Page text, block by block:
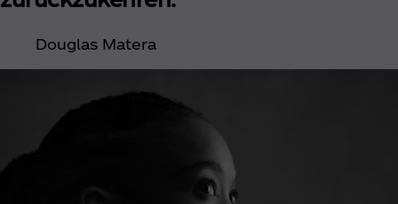
Douglas Matera